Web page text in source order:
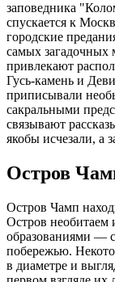
заповедника
спускается к
городские
самых загадочных
привлекают
Гусь-камень и
приписывали
сакральными
связывают
якобы исчезали, а
Остров
Остров Чамп
Остров
образованиями —
побережью.
в диаметре и